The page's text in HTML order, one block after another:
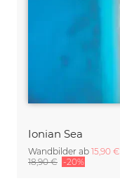
Ionian Sea
Wandbilder ab 15,90 €
18,90 € -20%